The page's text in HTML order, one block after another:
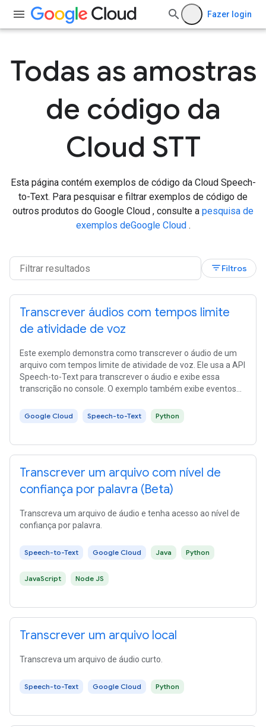
Fazer login
Todas as amostras
de código da
Cloud STT
Esta página contém exemplos de código da Cloud Speech-
to-Text. Para pesquisar e filtrar exemplos de código de
outros produtos do Google Cloud , consulte a pesquisa de
exemplos deGoogle Cloud .
filter_listFiltros
Transcrever áudios com tempos limite
de atividade de voz
Este exemplo demonstra como transcrever o áudio de um
arquivo com tempos limite de atividade de voz. Ele usa a API
Speech-to-Text para transcrever o áudio e exibe essa
transcrição no console. O exemplo também exibe eventos
termina.
Google Cloud Speech-to-Text Python
Transcrever um arquivo com nível de
confiança por palavra (Beta)
Transcreva um arquivo de áudio e tenha acesso ao nível de
confiança por palavra.
Speech-to-Text Google Cloud Java Python
JavaScript Node JS
Transcrever um arquivo local
Transcreva um arquivo de áudio curto.
Speech-to-Text Google Cloud Python